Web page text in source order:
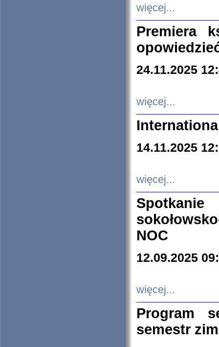
więcej...
Premiera
24.11.2025
więcej...
14.11.2025
więcej...
NOC
12.09.2025
więcej...
Program
semestr